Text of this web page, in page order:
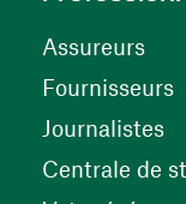
Assureurs
Fournisseurs
Journalistes
Centrale de